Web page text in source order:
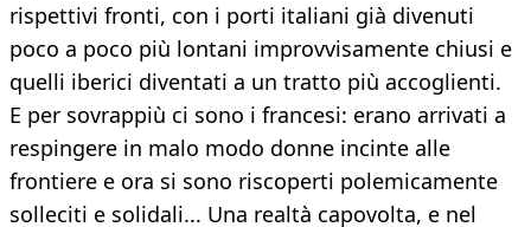
rispettivi fronti, con i porti italiani già divenuti
poco a poco più lontani improvvisamente chiusi e
quelli iberici diventati a un tratto più accoglienti.
E per sovrappiù ci sono i francesi: erano arrivati a
respingere in malo modo donne incinte alle
frontiere e ora si sono riscoperti polemicamente
solleciti e solidali... Una realtà capovolta, e nel